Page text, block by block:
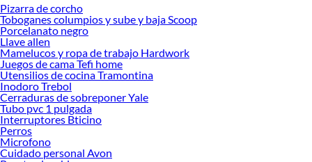
proyectos en las mejores marcas de calidad y con garantía.
Precios de Impresoras en Sodimac Perú
Si buscar ahorrar, estás en la tienda correcta porque en Sodimac tenemos
nuestra política de precios bajos garantizados en Impresoras, así que no dudes
más y compra online este producto con sus complementos para que termines tu
proyecto al 100% a un costo económico. Además, elige entre las opciones de
delivery o recojo en tienda.
Las mejores marcas de Impresoras
Sabemos que la calidad, confianza y seguridad son factores importantes al
momento de decidir qué modelo comprar, por ello contamos con una amplia
Pizarra de corcho
Toboganes columpios y sube y baja Scoop
Porcelanato negro
Llave allen
Mamelucos y ropa de trabajo Hardwork
Juegos de cama Tefi home
Utensilios de cocina Tramontina
Inodoro Trebol
Cerraduras de sobreponer Yale
Tubo pvc 1 pulgada
Interruptores Bticino
Perros
Microfono
Cuidado personal Avon